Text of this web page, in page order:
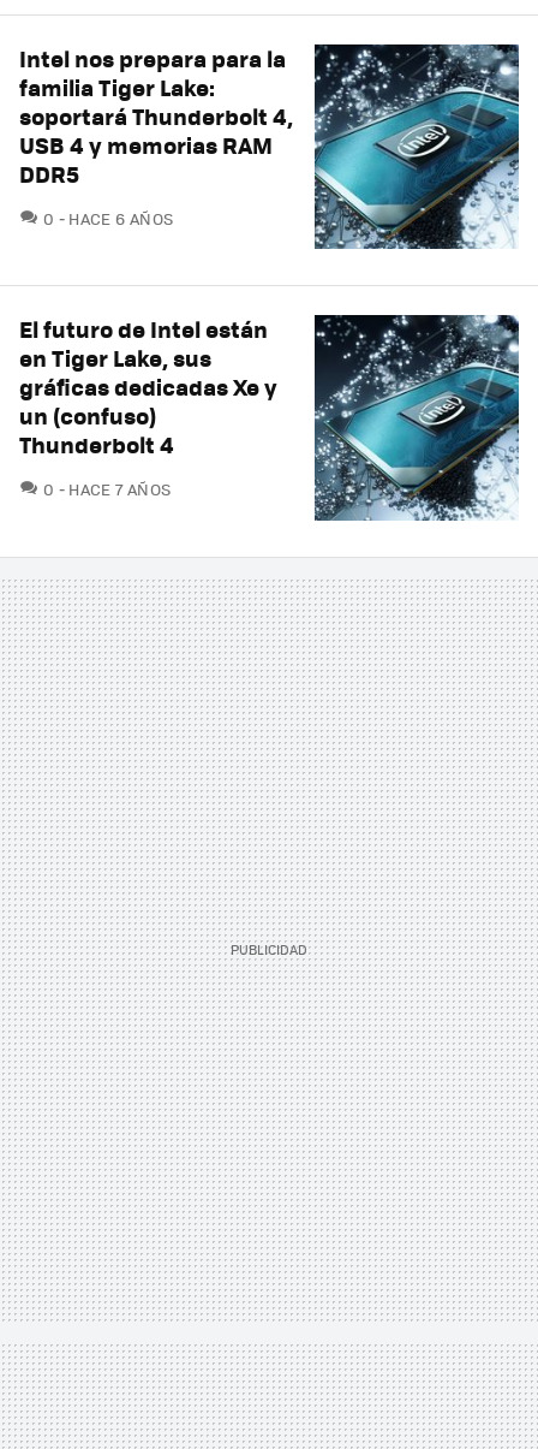
Intel nos prepara para la
familia Tiger Lake:
soportará Thunderbolt 4,
USB 4 y memorias RAM
DDR5
0 COMENTARIOS
HACE 6 AÑOS
El futuro de Intel están
en Tiger Lake, sus
gráficas dedicadas Xe y
un (confuso)
Thunderbolt 4
0 COMENTARIOS
HACE 7 AÑOS